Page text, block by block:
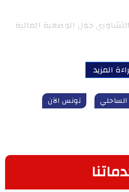
حول الوضعية المالية
المزيد
الساحلي
تونس الآن